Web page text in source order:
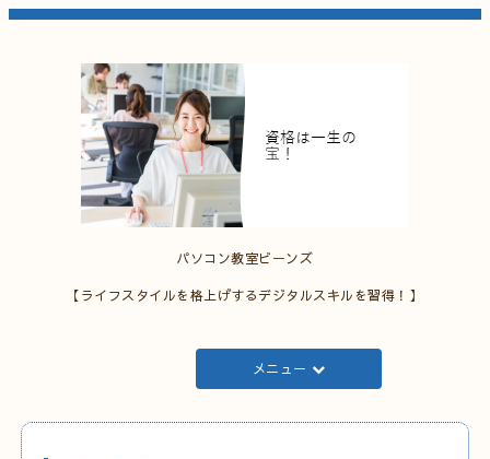
パソコン教室ビーンズ
【ライフスタイルを格上げするデジタルスキルを習得！】
メニュー